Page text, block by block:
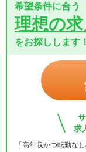
希望条件に合う
理想の求
をお探しします！
求
「高年収かつ転勤な